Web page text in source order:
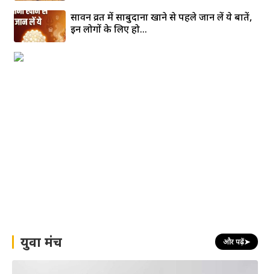
सावन व्रत में साबुदाना खाने से पहले जान लें ये बातें,
इन लोगों के लिए हो...
युवा मंच और पढ़ें➤